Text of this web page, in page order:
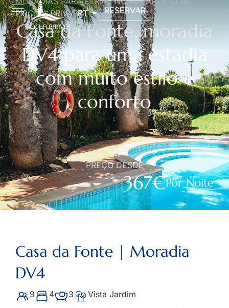
PT RESERVAR
PISCINA PRIVADA
Casa da Fonte, moradia
DV4 para uma estadia
com muito estilo e
conforto
PREÇO DESDE
367€Por Noite
Casa da Fonte | Moradia
DV4
9 4 3
Vista Jardim